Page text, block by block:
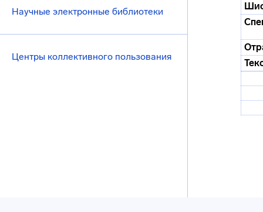
Научные электронные библиотеки
Центры коллективного пользования